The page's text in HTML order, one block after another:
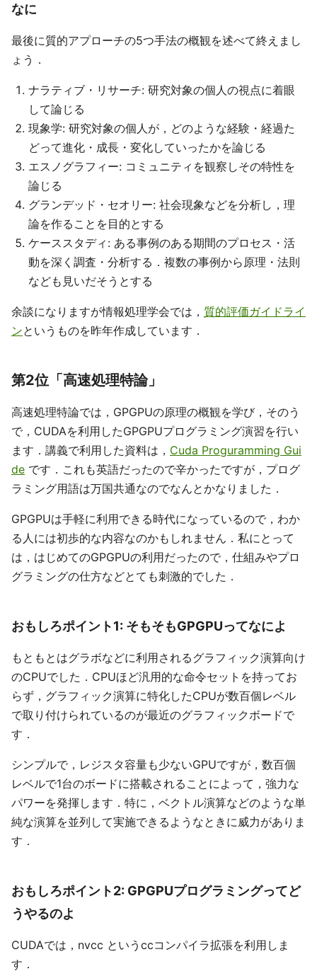
なに
最後に質的アプローチの5つ手法の概観を述べて終えまし
ょう．
ナラティブ・リサーチ: 研究対象の個人の視点に着眼
して論じる
現象学: 研究対象の個人が，どのような経験・経過た
どって進化・成長・変化していったかを論じる
エスノグラフィー: コミュニティを観察しその特性を
論じる
グランデッド・セオリー: 社会現象などを分析し，理
論を作ることを目的とする
ケーススタディ: ある事例のある期間のプロセス・活
動を深く調査・分析する．複数の事例から原理・法則
なども見いだそうとする
余談になりますが情報処理学会では， 質的評価ガイドライ
ンというものを昨年作成しています．
第2位「高速処理特論」
高速処理特論では，GPGPUの原理の概観を学び，そのう
で，CUDAを利用したGPGPUプログラミング演習を行い
ます．講義で利用した資料は， Cuda Proguramming Gui
de です．これも英語だったので辛かったですが，プログ
ラミング用語は万国共通なのでなんとかなりました．
GPGPUは手軽に利用できる時代になっているので，わか
る人には初歩的な内容なのかもしれません．私にとって
は，はじめてのGPGPUの利用だったので，仕組みやプロ
グラミングの仕方などとても刺激的でした．
おもしろポイント1: そもそもGPGPUってなによ
もともとはグラボなどに利用されるグラフィック演算向け
のCPUでした．CPUほど汎用的な命令セットを持ってお
らず，グラフィック演算に特化したCPUが数百個レベル
で取り付けられているのが最近のグラフィックボードで
す．
シンプルで，レジスタ容量も少ないGPUですが，数百個
レベルで1台のボードに搭載されることによって，強力な
パワーを発揮します．特に，ベクトル演算などのような単
純な演算を並列して実施できるようなときに威力がありま
す．
おもしろポイント2: GPGPUプログラミングってど
うやるのよ
CUDAでは，nvcc というccコンパイラ拡張を利用しま
す．